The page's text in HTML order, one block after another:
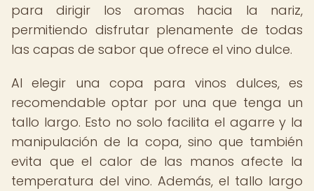
para dirigir los aromas hacia la nariz,
permitiendo disfrutar plenamente de todas
las capas de sabor que ofrece el vino dulce.
Al elegir una copa para vinos dulces, es
recomendable optar por una que tenga un
tallo largo. Esto no solo facilita el agarre y la
manipulación de la copa, sino que también
evita que el calor de las manos afecte la
temperatura del vino. Además, el tallo largo